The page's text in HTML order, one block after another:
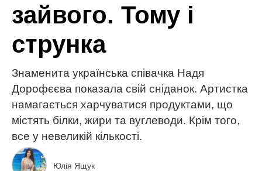
зайвого. Тому і
струнка
Знаменита українська співачка Надя
Дорофєєва показала свій сніданок. Артистка
намагається харчуватися продуктами, що
містять білки, жири та вуглеводи. Крім того,
все у невеликій кількості.
Юлія Ящук